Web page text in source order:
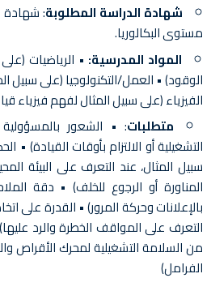
شهادة الدراسة المطلوبة: شهادة
مستوى البكالوريا.
المواد المدرسية: • الرياضيات
الوقود) • العمل/التكنولوجيا (على سبيل
الفيزياء (على سبيل المثال لفهم فيزياء
متطلبات: • الشعور
التشغيلية أو الالتزام بأوقات القيادة) •
سبيل المثال، عند التعرف على البيئة
المناورة أو الرجوع للخلف) • دقة
بالإعلانات وحركة المرور) • القدرة على
التعرف على المواقف الخطرة والرد
من السلامة التشغيلية لمحرك الأقراص
الفرامل)